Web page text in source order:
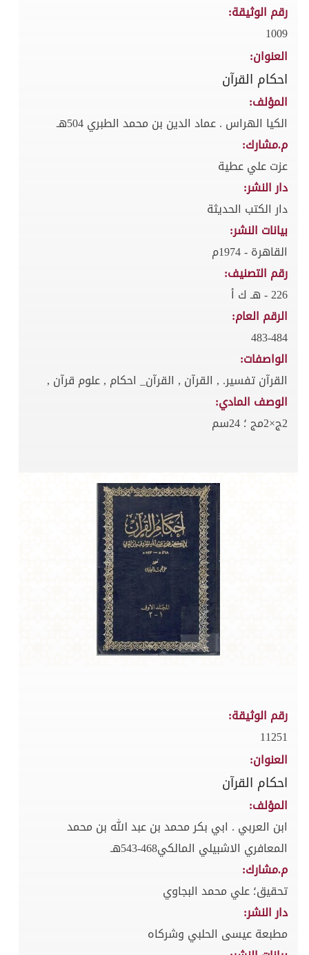
رقم الوثيقة:
1009
العنوان:
احكام القرآن
المؤلف:
الكيا الهراس . عماد الدين بن محمد الطبري 504هـ
م.مشارك:
عزت علي عطية
دار النشر:
دار الكتب الحديثة
بيانات النشر:
القاهرة - 1974م
رقم التصنيف:
226 - هـ ك أ
الرقم العام:
483-484
الواصفات:
القرآن تفسير. , القرآن , القرآن_ احكام , علوم قرآن ,
الوصف المادي:
2ج×2مج ؛ 24سم
رقم الوثيقة:
11251
العنوان:
احكام القرآن
المؤلف:
ابن العربي . ابي بكر محمد بن عبد الله بن محمد
المعافري الاشبيلي المالكي468-543هـ
م.مشارك:
تحقيق؛ علي محمد البجاوي
دار النشر:
مطبعة عيسى الحلبي وشركاه